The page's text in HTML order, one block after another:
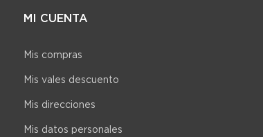
MI CUENTA
Mis compras
Mis vales descuento
Mis direcciones
Mis datos personales